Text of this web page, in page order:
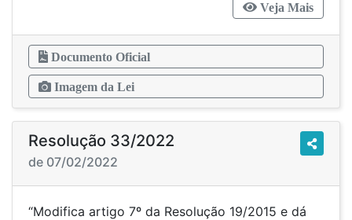
Veja Mais
Documento Oficial
Imagem da Lei
Resolução 33/2022
de 07/02/2022
“Modifica artigo 7º da Resolução 19/2015 e dá